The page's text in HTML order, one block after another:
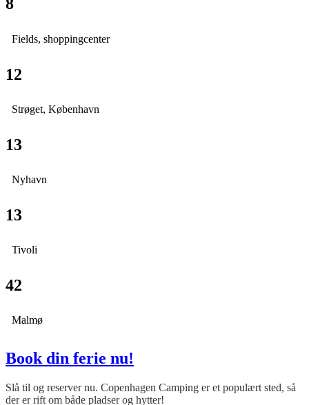
8
Fields, shoppingcenter
12
Strøget, København
13
Nyhavn
13
Tivoli
42
Malmø
Book din ferie nu!
Slå til og reserver nu. Copenhagen Camping er et populært sted, så
der er rift om både pladser og hytter!